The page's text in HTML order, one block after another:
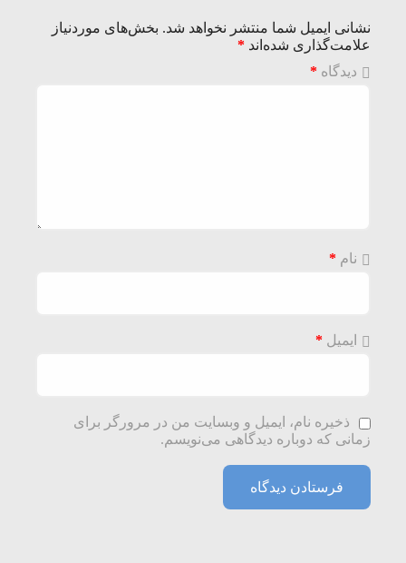
نشانی ایمیل شما منتشر نخواهد شد. بخش‌های موردنیاز
علامت‌گذاری شده‌اند *
دیدگاه *
نام *
ایمیل *
ذخیره نام، ایمیل و وبسایت من در مرورگر برای
زمانی که دوباره دیدگاهی می‌نویسم.